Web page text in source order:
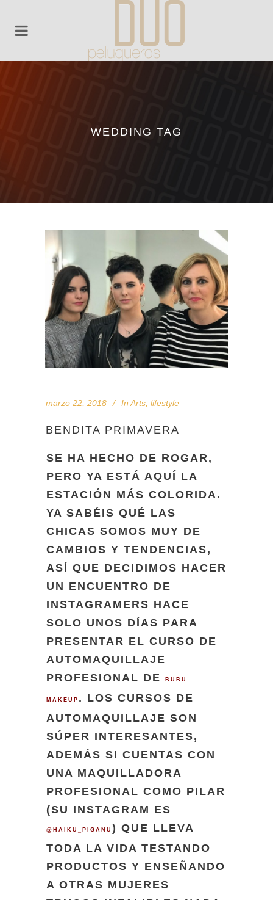
WEDDING TAG
marzo 22, 2018 In Arts, lifestyle
BENDITA PRIMAVERA
SE HA HECHO DE ROGAR,
PERO YA ESTÁ AQUÍ LA
ESTACIÓN MÁS COLORIDA.
YA SABÉIS QUÉ LAS
CHICAS SOMOS MUY DE
CAMBIOS Y TENDENCIAS,
ASÍ QUE DECIDIMOS HACER
UN ENCUENTRO DE
INSTAGRAMERS HACE
SOLO UNOS DÍAS PARA
PRESENTAR EL CURSO DE
AUTOMAQUILLAJE
PROFESIONAL DE
BUBU
MAKEUP . LOS CURSOS DE
AUTOMAQUILLAJE SON
SÚPER INTERESANTES,
ADEMÁS SI CUENTAS CON
UNA MAQUILLADORA
PROFESIONAL COMO PILAR
(SU INSTAGRAM ES
@HAIKU_PIGANU ) QUE LLEVA
TODA LA VIDA TESTANDO
PRODUCTOS Y ENSEÑANDO
A OTRAS MUJERES